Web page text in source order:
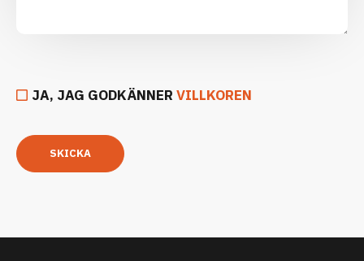
JA, JAG GODKÄNNER VILLKOREN
SKICKA